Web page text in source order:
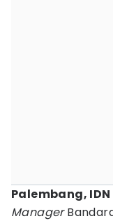
Palembang,
Manager